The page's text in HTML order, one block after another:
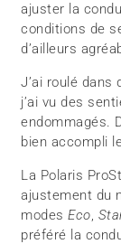
ajuster la
conditions de
d’ailleurs
J’ai roulé
j’ai vu des
endommagés.
bien accompli
La Polaris
ajustement du
modesEco,
préféré la